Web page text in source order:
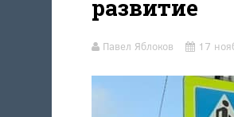
развитие
Павел Яблоков 17